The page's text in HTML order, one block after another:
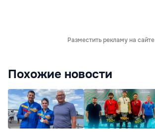
Разместить рекламу на сайте
Похожие новости